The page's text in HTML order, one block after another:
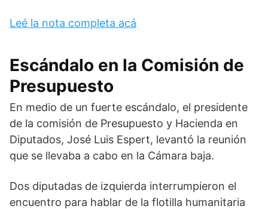
Leé la nota completa acá
Escándalo en la Comisión de
Presupuesto
En medio de un fuerte escándalo, el presidente
de la comisión de Presupuesto y Hacienda en
Diputados, José Luis Espert, levantó la reunión
que se llevaba a cabo en la Cámara baja.
Dos diputadas de izquierda interrumpieron el
encuentro para hablar de la flotilla humanitaria